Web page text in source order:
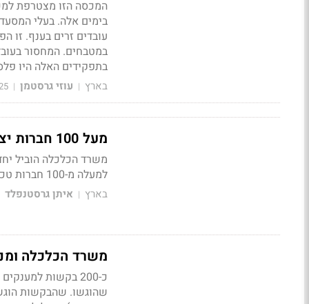
בימים אלה. בעלי
עובדים זרים בענף. זו
במטבחים. המחסור
בתפקידים האלה היו
בארץ | עוזי גרסטמן |
מעל 100 חברות יצאו במשלחת של משרד הכלכלה להודו
משרד הכלכלה הוביל
למעלה מ-100 חברות טכנולוגיה ישראלית ויבואנים, במטרה לפתח את קשרי המסחר בין המדינות
בארץ | איתן גרסטנפלד
משרד הכלכלה ומנהלת